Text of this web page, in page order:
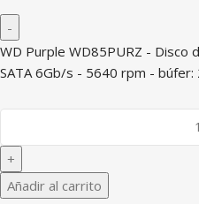
WD Purple WD85PURZ - Disco
SATA 6Gb/s - 5640 rpm - búfer:
Añadir al carrito